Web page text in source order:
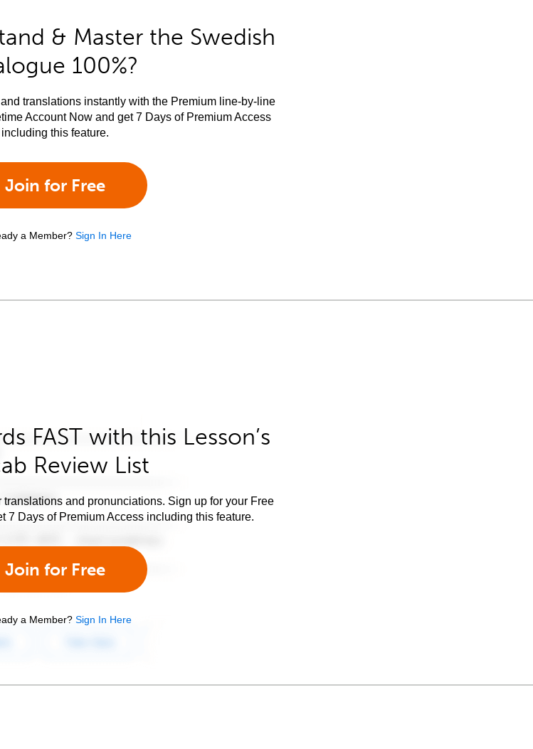
& Master the Swedish
100%?
translations instantly with the Premium line-by-line
Account Now and get 7 Days of Premium Access
including this feature.
Join for Free
a Member? Sign In Here
FAST with this Lesson’s
Review List
translations and pronunciations. Sign up for your Free
7 Days of Premium Access including this feature.
Join for Free
a Member? Sign In Here